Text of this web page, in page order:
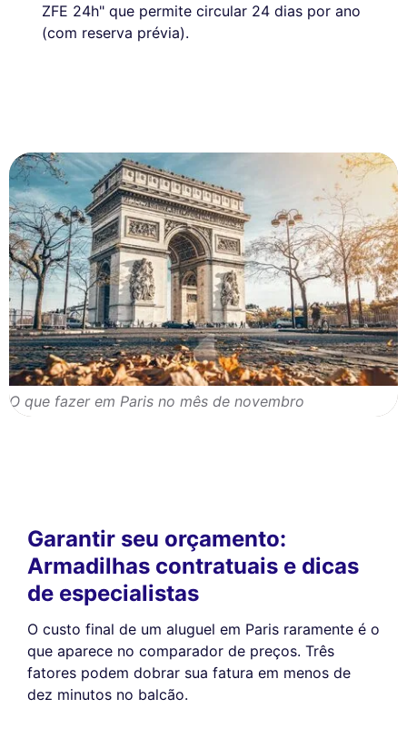
ZFE 24h" que permite circular 24 dias por ano
(com reserva prévia).
O que fazer em Paris no mês de novembro
Garantir seu orçamento:
Armadilhas contratuais e dicas
de especialistas
O custo final de um aluguel em Paris raramente é o
que aparece no comparador de preços. Três
fatores podem dobrar sua fatura em menos de
dez minutos no balcão.